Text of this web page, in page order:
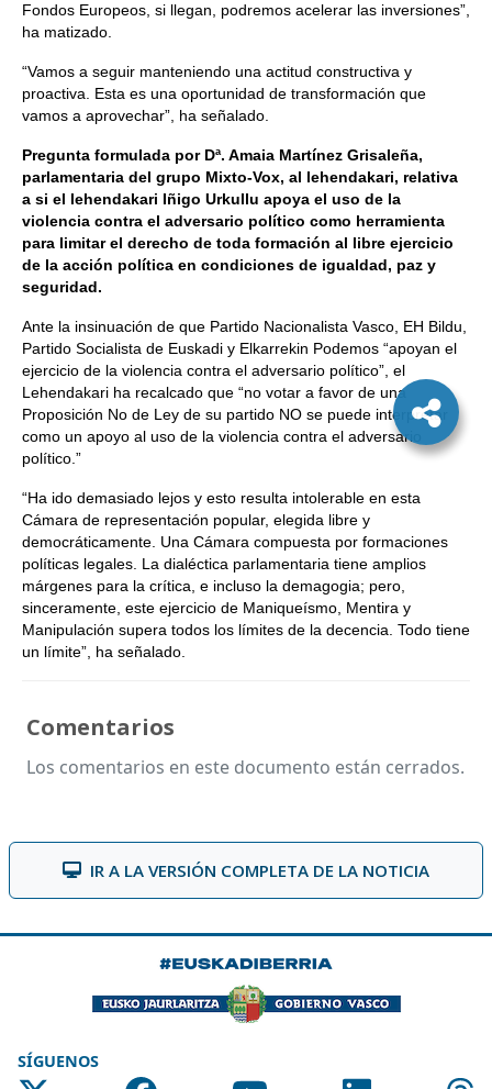
Fondos Europeos, si llegan, podremos acelerar las inversiones”,
ha matizado.
“Vamos a seguir manteniendo una actitud constructiva y
proactiva. Esta es una oportunidad de transformación que
vamos a aprovechar”, ha señalado.
Pregunta formulada por Dª. Amaia Martínez Grisaleña,
parlamentaria del grupo Mixto-Vox, al lehendakari, relativa
a si el lehendakari Iñigo Urkullu apoya el uso de la
violencia contra el adversario político como herramienta
para limitar el derecho de toda formación al libre ejercicio
de la acción política en condiciones de igualdad, paz y
seguridad.
Ante la insinuación de que Partido Nacionalista Vasco, EH Bildu,
Partido Socialista de Euskadi y Elkarrekin Podemos “apoyan el
ejercicio de la violencia contra el adversario político”, el
Lehendakari ha recalcado que “no votar a favor de una
Proposición No de Ley de su partido NO se puede interpretar
como un apoyo al uso de la violencia contra el adversario
político.”
“Ha ido demasiado lejos y esto resulta intolerable en esta
Cámara de representación popular, elegida libre y
democráticamente. Una Cámara compuesta por formaciones
políticas legales. La dialéctica parlamentaria tiene amplios
márgenes para la crítica, e incluso la demagogia; pero,
sinceramente, este ejercicio de Maniqueísmo, Mentira y
Manipulación supera todos los límites de la decencia. Todo tiene
un límite”, ha señalado.
Comentarios
Los comentarios en este documento están cerrados.
IR A LA VERSIÓN COMPLETA DE LA NOTICIA
SÍGUENOS